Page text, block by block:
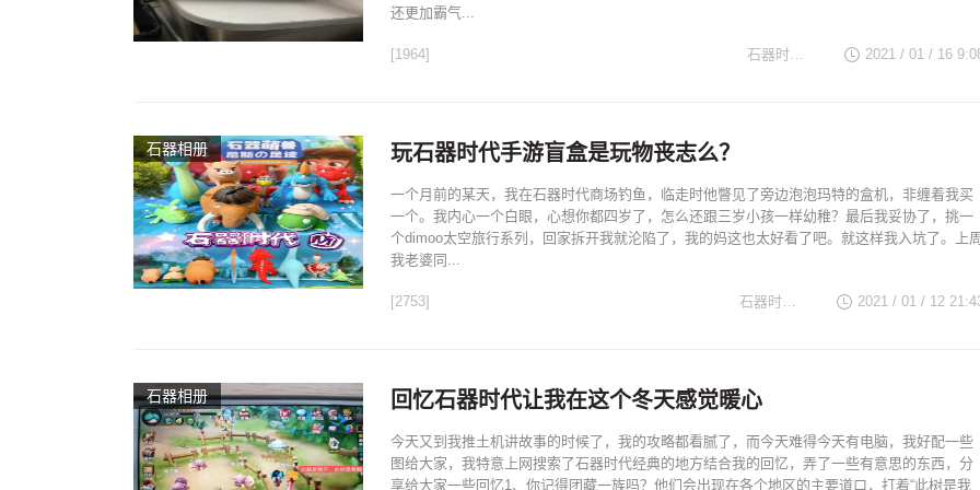
还更加霸气...
[1964] 2021 / 01 / 16
石器时代TV
石器相册 玩石器时代手游盲盒是玩物丧志么？
一个月前的某天，我在石器时代商场钓鱼，临走时他瞥见了旁边泡泡玛特的盒机，非缠着我买
一个。我内心一个白眼，心想你都四岁了，怎么还跟三岁小孩一样幼稚？最后我妥协了，挑一
个dimoo太空旅行系列，回家拆开我就沦陷了，我的妈这也太好看了吧。就这样我入坑了。上周
我老婆同...
[2753] 2021 / 01 / 12
石器时代TV
石器相册 回忆石器时代让我在这个冬天感觉暖心
今天又到我推土机讲故事的时候了，我的攻略都看腻了，而今天难得今天有电脑，我好配一些
图给大家，我特意上网搜索了石器时代经典的地方结合我的回忆，弄了一些有意思的东西，分
享给大家一些回忆1、你记得团藏一族吗？他们会出现在各个地区的主要道口，打着“此树是我